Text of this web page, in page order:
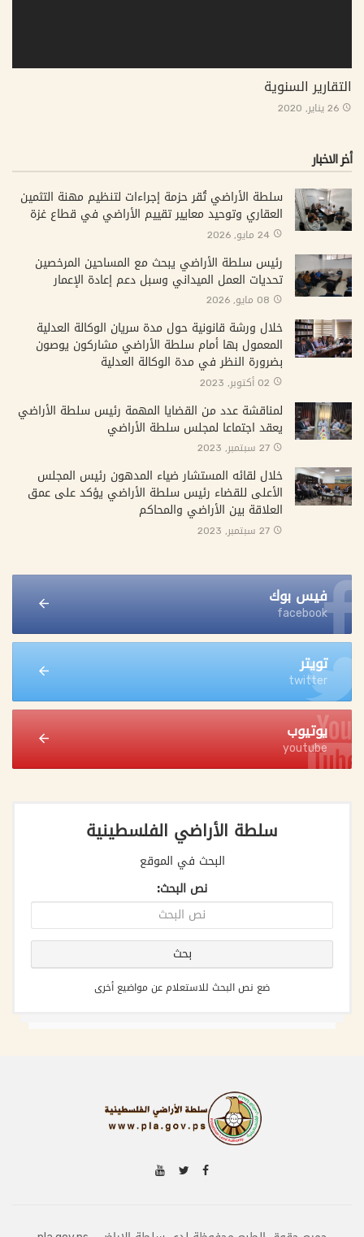
التقارير السنوية
26 يناير, 2020
أخر الاخبار
سلطة الأراضي تُقر حزمة إجراءات لتنظيم مهنة التثمين
العقاري وتوحيد معايير تقييم الأراضي في قطاع غزة
24 مايو, 2026
رئيس سلطة الأراضي يبحث مع المساحين المرخصين
تحديات العمل الميداني وسبل دعم إعادة الإعمار
08 مايو, 2026
خلال ورشة قانونية حول مدة سريان الوكالة العدلية
المعمول بها أمام سلطة الأراضي مشاركون يوصون
بضرورة النظر في مدة الوكالة العدلية
02 أكتوبر, 2023
لمناقشة عدد من القضايا المهمة رئيس سلطة الأراضي
يعقد اجتماعا لمجلس سلطة الأراضي
27 سبتمبر, 2023
خلال لقائه المستشار ضياء المدهون رئيس المجلس
الأعلى للقضاء رئيس سلطة الأراضي يؤكد على عمق
العلاقة بين الأراضي والمحاكم
27 سبتمبر, 2023
فيس بوك
facebook
تويتر
twitter
يوتيوب
youtube
سلطة الأراضي الفلسطينية
البحث في الموقع
نص البحث:
ضع نص البحث للاستعلام عن مواضيع أخرى